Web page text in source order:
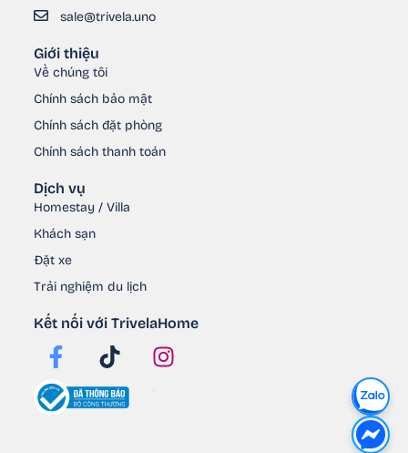
sale@trivela.uno
Giới thiệu
Về chúng tôi
Chính sách bảo mật
Chính sách đặt phòng
Chính sách thanh toán
Dịch vụ
Homestay / Villa
Khách sạn
Đặt xe
Trải nghiệm du lịch
Kết nối với TrivelaHome